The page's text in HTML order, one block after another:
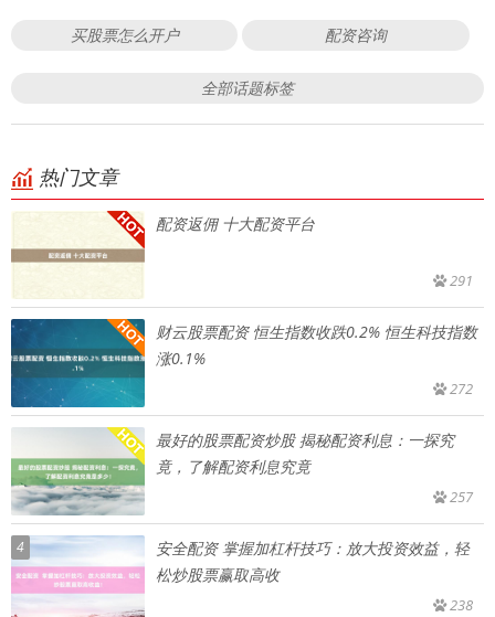
买股票怎么开户 配资咨询
全部话题标签
热门文章
配资返佣 十大配资平台
291
财云股票配资 恒生指数收跌0.2% 恒生科技指数
涨0.1%
272
最好的股票配资炒股 揭秘配资利息：一探究
竟，了解配资利息究竟
257
4
安全配资 掌握加杠杆技巧：放大投资效益，轻
松炒股票赢取高收
238